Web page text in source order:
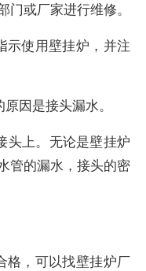
或厂家进行维修。
示使用壁挂炉，并注
因是接头漏水。
头上。无论是壁挂炉
管的漏水，接头的密
格，可以找壁挂炉厂